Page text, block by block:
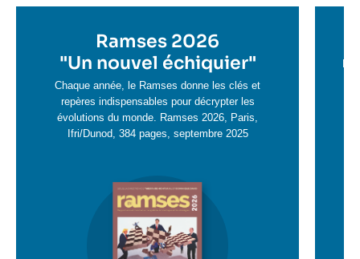
en
savoir
plus
Ramses 2026
"Un nouvel échiquier"
Chaque année, le Ramses donne les clés et
repères indispensables pour décrypter les
évolutions du monde. Ramses 2026, Paris,
Ifri/Dunod, 384 pages, septembre 2025